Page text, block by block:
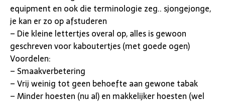
equipment en ook die terminologie zeg.. sjongejonge,
je kan er zo op afstuderen
– Die kleine lettertjes overal op, alles is gewoon
geschreven voor kaboutertjes (met goede ogen)
Voordelen:
– Smaakverbetering
– Vrij weinig tot geen behoefte aan gewone tabak
– Minder hoesten (nu al) en makkelijker hoesten (wel